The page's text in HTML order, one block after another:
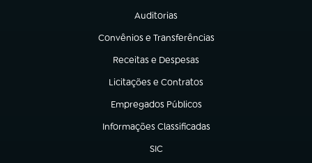
Auditorias
(abre em nova aba)
Convênios e Transferências
(abre em nova aba)
Receitas e Despesas
(abre em nova aba)
Licitações e Contratos
(abre em nova aba)
Empregados Públicos
(abre em nova aba)
Informações Classificadas
(abre em nova aba)
SIC
(abre em nova aba)